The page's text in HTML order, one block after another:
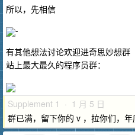
所以，先相信
-
有其他想法讨论欢迎进奇思妙想
站上最大最久的程序员群：
Supplement 1 · 1 月 5 日
群已满，留下你的 v ，拉你们，